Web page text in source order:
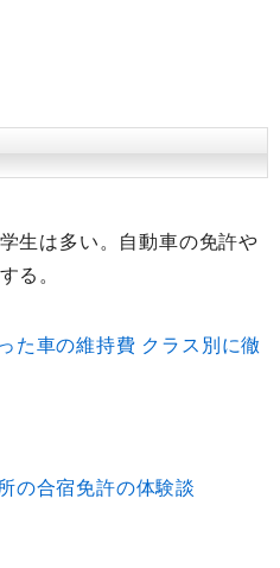
生は多い。自動車の免許や
る。
た車の維持費 クラス別に徹
の合宿免許の体験談